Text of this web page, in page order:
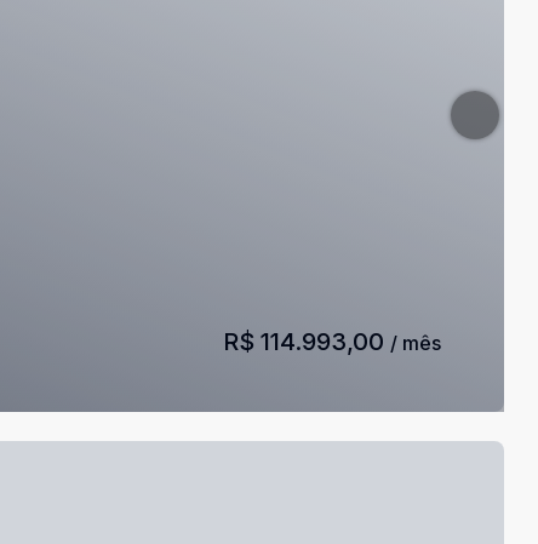
R$ 114.993,00 / mês